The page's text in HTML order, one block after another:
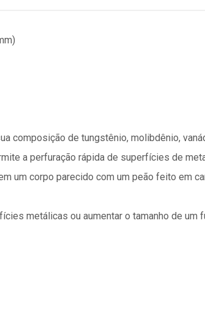
composição de tungstênio, molibdênio,
a perfuração rápida de superfícies de
um corpo parecido com um peão feito em
metálicas ou aumentar o tamanho de um